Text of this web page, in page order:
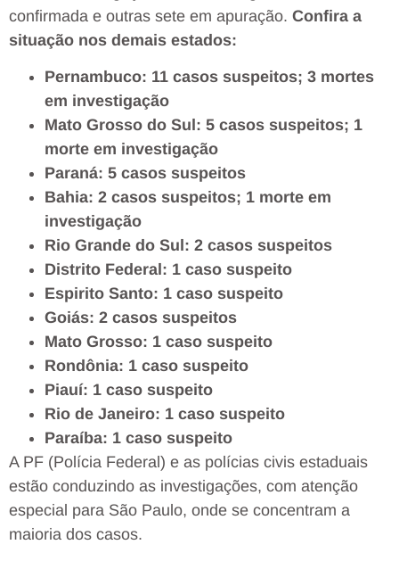
confirmada e outras sete em apuração. Confira a
situação nos demais estados:
Pernambuco: 11 casos suspeitos; 3 mortes
em investigação
Mato Grosso do Sul: 5 casos suspeitos; 1
morte em investigação
Paraná: 5 casos suspeitos
Bahia: 2 casos suspeitos; 1 morte em
investigação
Rio Grande do Sul: 2 casos suspeitos
Distrito Federal: 1 caso suspeito
Espirito Santo: 1 caso suspeito
Goiás: 2 casos suspeitos
Mato Grosso: 1 caso suspeito
Rondônia: 1 caso suspeito
Piauí: 1 caso suspeito
Rio de Janeiro: 1 caso suspeito
Paraíba: 1 caso suspeito
A PF (Polícia Federal) e as polícias civis estaduais
estão conduzindo as investigações, com atenção
especial para São Paulo, onde se concentram a
maioria dos casos.